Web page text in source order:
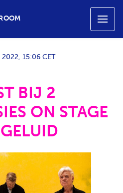
15:06 CET
BIJ 2
ON STAGE